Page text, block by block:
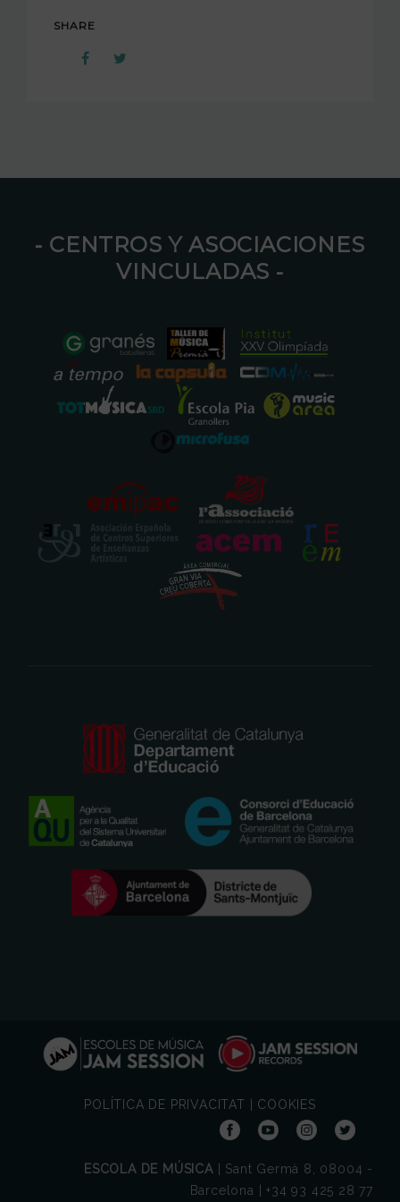
SHARE
⁃ CENTROS Y ASOCIACIONES
VINCULADAS ⁃
POLÍTICA DE PRIVACITAT COOKIES
ESCOLA DE MÚSICA | Sant Germà 8, 08004 -
Barcelona | +34 93 425 28 77